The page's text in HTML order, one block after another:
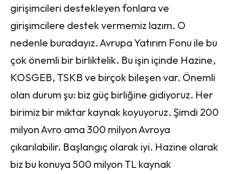
girişimcileri destekleyen fonlara ve
girişimcilere destek vermemiz lazım. O
nedenle buradayız. Avrupa Yatırım Fonu ile bu
çok önemli bir birliktelik. Bu işin içinde Hazine,
KOSGEB, TSKB ve birçok bileşen var. Önemli
olan durum şu: biz güç birliğine gidiyoruz. Her
birimiz bir miktar kaynak koyuyoruz. Şimdi 200
milyon Avro ama 300 milyon Avroya
çıkarılabilir. Başlangıç olarak iyi. Hazine olarak
biz bu konuya 500 milyon TL kaynak